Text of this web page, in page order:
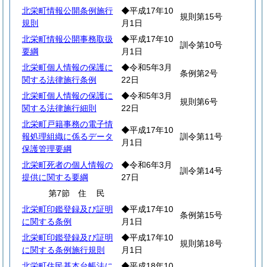
北栄町情報公開条例施行
規則
◆平成17年10
月1日
規則第15号
北栄町情報公開事務取扱
要綱
◆平成17年10
月1日
訓令第10号
北栄町個人情報の保護に
関する法律施行条例
◆令和5年3月
22日
条例第2号
北栄町個人情報の保護に
関する法律施行細則
◆令和5年3月
22日
規則第6号
北栄町戸籍事務の電子情
報処理組織に係るデータ
保護管理要綱
◆平成17年10
月1日
訓令第11号
北栄町死者の個人情報の
提供に関する要綱
◆令和6年3月
27日
訓令第14号
第7節 住
民
北栄町印鑑登録及び証明
に関する条例
◆平成17年10
月1日
条例第15号
北栄町印鑑登録及び証明
に関する条例施行規則
◆平成17年10
月1日
規則第18号